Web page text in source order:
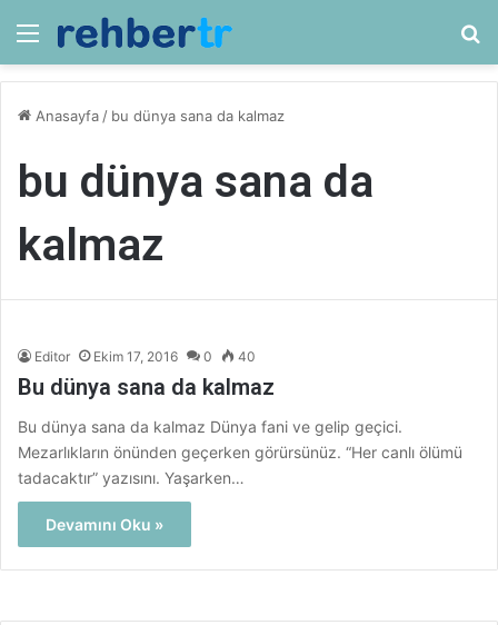
Menü
Anasayfa / bu dünya sana da kalmaz
bu dünya sana da
kalmaz
Editor Ekim 17, 2016 0 40
Bu dünya sana da kalmaz
Bu dünya sana da kalmaz Dünya fani ve gelip geçici.
Mezarlıkların önünden geçerken görürsünüz. “Her canlı ölümü
tadacaktır” yazısını. Yaşarken…
Devamını Oku »